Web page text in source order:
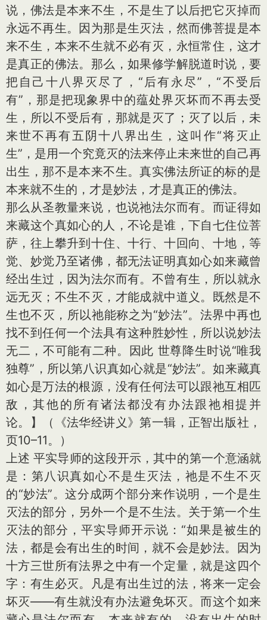
说，佛法是本来不生，不是生了以后把它灭掉而
永远不再生。因为那是生灭法，然而佛菩提是本
来不生，本来不生就不必有灭，永恒常住，这才
是真正的佛法。那么，如果修学解脱道时说，要
把自己十八界灭尽了，“后有永尽”，“不受后
有”，那是把现象界中的蕴处界灭坏而不再去受
生，所以不受后有，那就是灭了；灭了以后，未
来世不再有五阴十八界出生，这叫作“将灭止
生”，是用一个究竟灭的法来停止未来世的自己再
出生，那不是本来不生。真实佛法所证的标的是
本来就不生的，才是妙法，才是真正的佛法。
那么从圣教量来说，也说祂法尔而有。而证得如
来藏这个真如心的人，不论是谁，下自七住位菩
萨，往上攀升到十住、十行、十回向、十地，等
觉、妙觉乃至诸佛，都无法证明真如心如来藏曾
经出生过，因为法尔而有。不曾有生，所以就永
远无灭；不生不灭，才能成就中道义。既然是不
生也不灭，所以祂能称之为“妙法”。法界中再也
找不到任何一个法具有这种胜妙性，所以说妙法
无二，不可能有二种。因此 世尊降生时说“唯我
独尊”，所以第八识真如心就是“妙法”。如来藏真
如心是万法的根源，没有任何法可以跟祂互相匹
敌，其他的所有诸法都没有办法跟祂相提并
论。】（《法华经讲义》第一辑，正智出版社，
页10–11。）
上述 平实导师的这段开示，其中的第一个意涵就
是：第八识真如心不是生灭法，祂是不生不灭
的“妙法”。这分成两个部分来作说明，一个是生
灭法的部分，另外一个是不生法。关于第一个生
灭法的部分，平实导师开示说：“如果是被生的
法，都是会有出生的时间，就不会是妙法。因为
十方三世所有法界之中有一个定量，就是这四个
字：有生必灭。凡是有出生过的法，将来一定会
坏灭——有生就没有办法避免坏灭。而这个如来